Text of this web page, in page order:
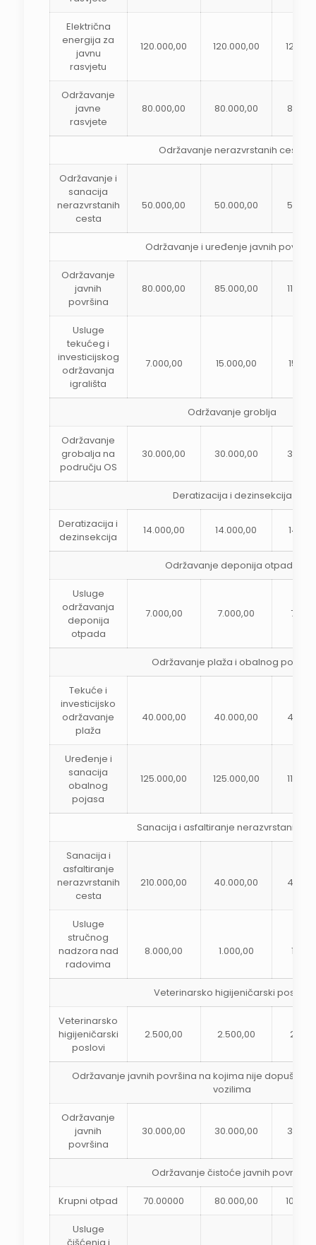
Električna
energija za
javnu
rasvjetu
120.000,00 120.000,00
Održavanje
javne
rasvjete
80.000,00 80.000,00
Održavanje nerazvrstanih cesta
Održavanje i
sanacija
nerazvrstanih
cesta
50.000,00 50.000,00
Održavanje i uređenje javnih
Održavanje
javnih
površina
80.000,00 85.000,00
Usluge
tekućeg i
investicijskog
održavanja
igrališta
7.000,00 15.000,00
Održavanje groblja
Održavanje
grobalja na
području OS
30.000,00 30.000,00
Deratizacija i dezinsekcija
Deratizacija i
dezinsekcija
14.000,00 14.000,00
Održavanje deponija otpada
Usluge
održavanja
deponija
otpada
7.000,00 7.000,00
Održavanje plaža i obalnog pojasa
Tekuće i
investicijsko
održavanje
plaža
40.000,00 40.000,00
Uređenje i
sanacija
obalnog
pojasa
125.000,00 125.000,00
Sanacija i asfaltiranje nerazvrstanih
Sanacija i
asfaltiranje
nerazvrstanih
cesta
210.000,00 40.000,00
Usluge
stručnog
nadzora nad
radovima
8.000,00 1.000,00
Veterinarsko higijeničarski poslovi
Veterinarsko
higijeničarski
poslovi
2.500,00 2.500,00
Održavanje javnih površina na kojima nije dopušten
vozilima
Održavanje
javnih
površina
30.000,00 30.000,00
Održavanje čistoće javnih površina
Krupni otpad 70.00000 80.000,00
Usluge